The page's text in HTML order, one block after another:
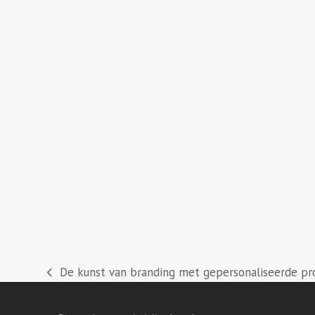
previous
De kunst van branding met gepersonaliseerde